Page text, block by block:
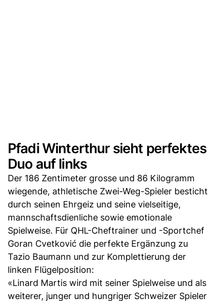
Pfadi Winterthur sieht perfektes
Duo auf links
Der 186 Zentimeter grosse und 86 Kilogramm
wiegende, athletische Zwei-Weg-Spieler besticht
durch seinen Ehrgeiz und seine vielseitige,
mannschaftsdienliche sowie emotionale
Spielweise. Für QHL-Cheftrainer und -Sportchef
Goran Cvetković die perfekte Ergänzung zu
Tazio Baumann und zur Komplettierung der
linken Flügelposition:
«Linard Martis wird mit seiner Spielweise und als
weiterer, junger und hungriger Schweizer Spieler